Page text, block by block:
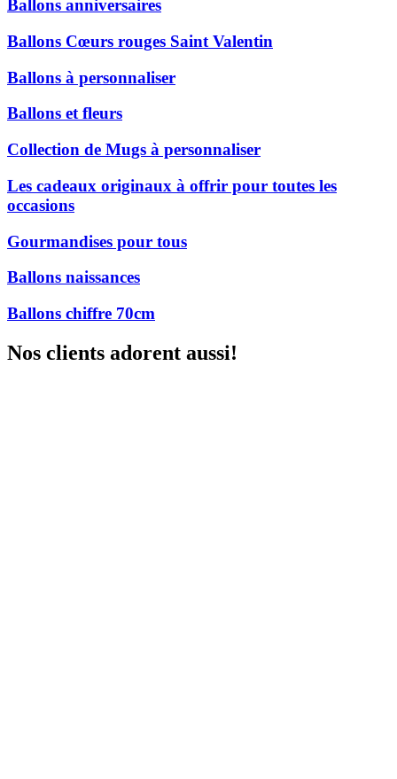
Ballons anniversaires
Ballons Cœurs rouges Saint Valentin
Ballons à personnaliser
Ballons et fleurs
Collection de Mugs à personnaliser
Les cadeaux originaux à offrir pour toutes les
occasions
Gourmandises pour tous
Ballons naissances
Ballons chiffre 70cm
Nos clients adorent aussi!